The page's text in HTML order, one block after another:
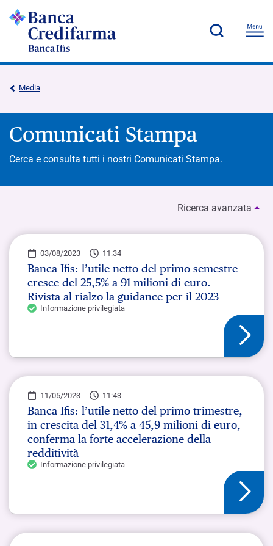
Media
Comunicati Stampa
Cerca e consulta tutti i nostri Comunicati Stampa.
Ricerca avanzata
03/08/2023 11:34
Banca Ifis: l’utile netto del primo semestre
cresce del 25,5% a 91 milioni di euro.
Rivista al rialzo la guidance per il 2023
Informazione privilegiata
11/05/2023 11:43
Banca Ifis: l’utile netto del primo trimestre,
in crescita del 31,4% a 45,9 milioni di euro,
conferma la forte accelerazione della
redditività
Informazione privilegiata